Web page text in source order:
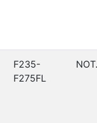
F235-
F275FL